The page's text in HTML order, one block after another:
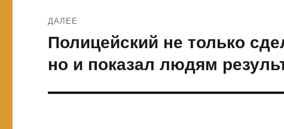
ДАЛЕЕ
Следующая
Полицейский не только
но и показал людям